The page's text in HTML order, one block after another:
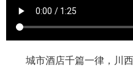
城市酒店千篇一律，川西